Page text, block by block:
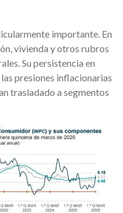
importante. En
vivienda y otros rubros
Su persistencia en
presiones inflacionarias
trasladado a segmentos